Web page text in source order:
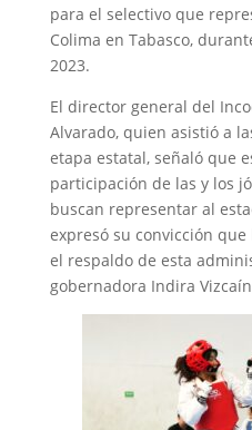
para el selectivo que
Colima en Tabasco,
2023.
El director general del
Alvarado, quien asistió a
etapa estatal, señaló que
participación de las y los
buscan representar al
expresó su convicción
el respaldo de esta
gobernadora Indira